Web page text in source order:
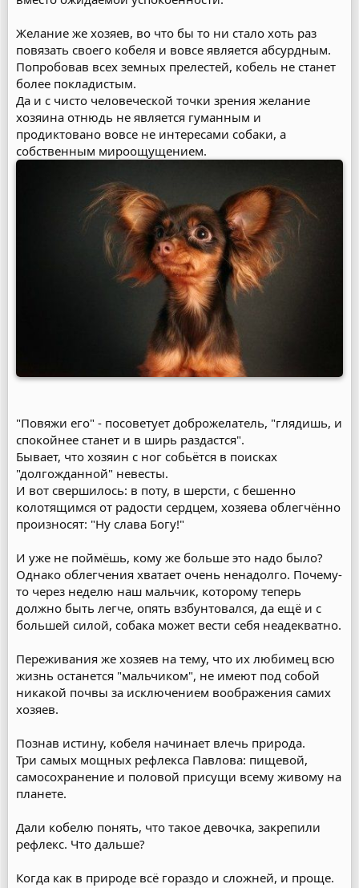
Желание же хозяев, во что бы то ни стало хоть раз
повязать своего кобеля и вовсе является абсурдным.
Попробовав всех земных прелестей, кобель не станет
более покладистым.
Да и с чисто человеческой точки зрения желание
хозяина отнюдь не является гуманным и
продиктовано вовсе не интересами собаки, а
собственным мироощущением.
"Повяжи его" - посоветует доброжелатель, "глядишь, и
спокойнее станет и в ширь раздастся".
Бывает, что хозяин с ног собьётся в поисках
"долгожданной" невесты.
И вот свершилось: в поту, в шерсти, с бешенно
колотящимся от радости сердцем, хозяева облегчённо
произносят: "Ну слава Богу!"
И уже не поймёшь, кому же больше это надо было?
Однако облегчения хватает очень ненадолго. Почему-
то через неделю наш мальчик, которому теперь
должно быть легче, опять взбунтовался, да ещё и с
большей силой, собака может вести себя неадекватно.
Переживания же хозяев на тему, что их любимец всю
жизнь останется "мальчиком", не имеют под собой
никакой почвы за исключением воображения самих
хозяев.
Познав истину, кобеля начинает влечь природа.
Три самых мощных рефлекса Павлова: пищевой,
самосохранение и половой присущи всему живому на
планете.
Дали кобелю понять, что такое девочка, закрепили
рефлекс. Что дальше?
Когда как в природе всё гораздо и сложней, и проще.